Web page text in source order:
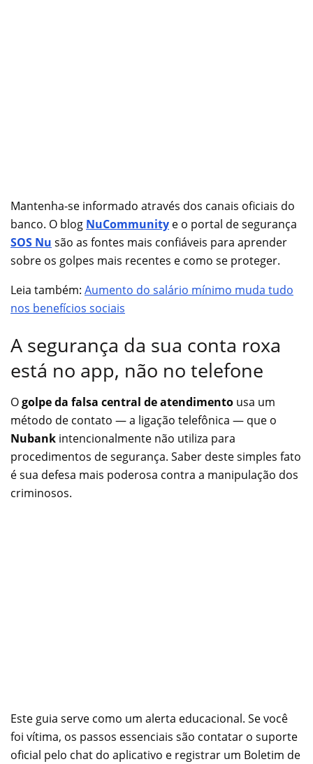
Mantenha-se informado através dos canais oficiais do
banco. O blog NuCommunity e o portal de segurança
SOS Nu são as fontes mais confiáveis para aprender
sobre os golpes mais recentes e como se proteger.
Leia também: Aumento do salário mínimo muda tudo
nos benefícios sociais
A segurança da sua conta roxa
está no app, não no telefone
Ogolpe da falsa central de atendimento usa um
método de contato — a ligação telefônica — que o
Nubank intencionalmente não utiliza para
procedimentos de segurança. Saber deste simples fato
é sua defesa mais poderosa contra a manipulação dos
criminosos.
Este guia serve como um alerta educacional. Se você
foi vítima, os passos essenciais são contatar o suporte
oficial pelo chat do aplicativo e registrar um Boletim de